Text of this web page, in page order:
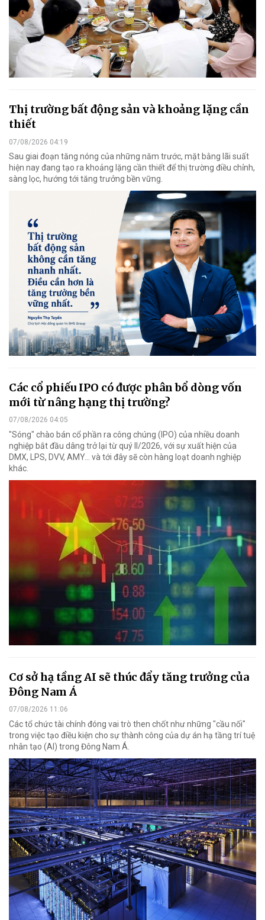
Thị trường bất động sản và khoảng lặng cần
thiết
07/08/2026 04:19
Sau giai đoạn tăng nóng của những năm trước, mặt bằng lãi suất
hiện nay đang tạo ra khoảng lặng cần thiết để thị trường điều chỉnh,
sàng lọc, hướng tới tăng trưởng bền vững.
Các cổ phiếu IPO có được phân bổ dòng vốn
mới từ nâng hạng thị trường?
07/08/2026 04:05
"Sóng" chào bán cổ phần ra công chúng (IPO) của nhiều doanh
nghiệp bắt đầu dâng trở lại từ quý II/2026, với sự xuất hiện của
DMX, LPS, DVV, AMY... và tới đây sẽ còn hàng loạt doanh nghiệp
khác.
Cơ sở hạ tầng AI sẽ thúc đẩy tăng trưởng của
Đông Nam Á
07/08/2026 11:06
Các tổ chức tài chính đóng vai trò then chốt như những "cầu nối"
trong việc tạo điều kiện cho sự thành công của dự án hạ tầng trí tuệ
nhân tạo (AI) trong Đông Nam Á.